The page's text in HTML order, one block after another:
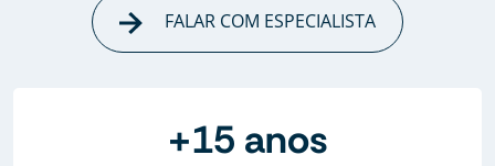
FALAR COM ESPECIALISTA
+15 anos